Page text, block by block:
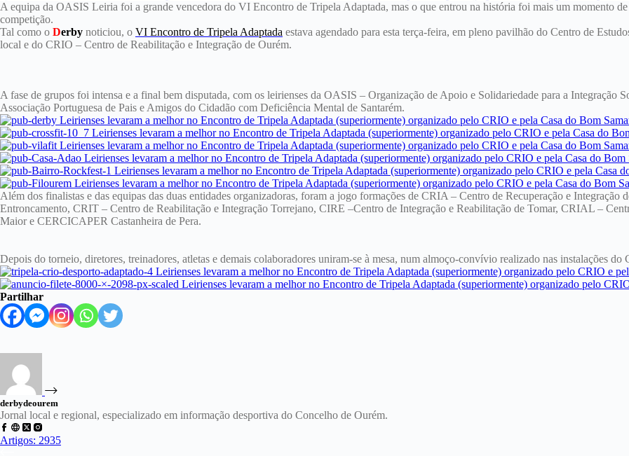
A equipa da OASIS Leiria foi a grande vencedora do VI Encontro de Tripela Adaptada, mas o que entrou na história foi mais um momento
competição.
Tal como o Derby noticiou, o VI Encontro de Tripela Adaptada estava agendado para esta terça-feira, em pleno pavilhão do Centro de
local e do CRIO – Centro de Reabilitação e Integração de Ourém.
A fase de grupos foi intensa e a final bem disputada, com os leirienses da OASIS – Organização de Apoio e Solidariedade para a Integração
Associação Portuguesa de Pais e Amigos do Cidadão com Deficiência Mental de Santarém.
Além dos finalistas e das equipas das duas entidades organizadoras, foram a jogo formações de CRIA – Centro de Recuperação e
Entroncamento, CRIT – Centro de Reabilitação e Integração Torrejano, CIRE –Centro de Integração e Reabilitação de Tomar, CRIAL –
Maior e CERCICAPER Castanheira de Pera.
Depois do torneio, diretores, treinadores, atletas e demais colaboradores uniram-se à mesa, num almoço-convívio realizado nas instalações do
Partilhar
derbydeourem
Jornal local e regional, especializado em informação desportiva do Concelho de Ourém.
Artigos: 2935